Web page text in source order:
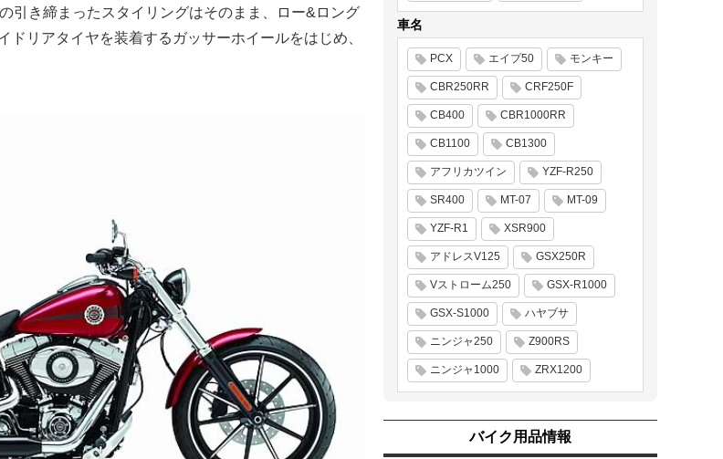
引き締まったスタイリングはそのまま、ロー&ロング
ドリアタイヤを装着するガッサーホイールをはじめ、
車名
PCX エイプ50 モンキー
CBR250RR CRF250F
CB400 CBR1000RR
CB1100 CB1300
アフリカツイン YZF-R250
SR400 MT-07 MT-09
YZF-R1 XSR900
アドレスV125 GSX250R
Vストローム250 GSX-R1000
GSX-S1000 ハヤブサ
ニンジャ250 Z900RS
ニンジャ1000 ZRX1200
バイク用品情報